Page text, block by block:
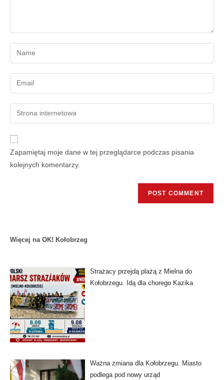
Zapamiętaj moje dane w tej przeglądarce podczas pisania
kolejnych komentarzy.
Więcej na OK! Kołobrzeg
Strażacy przejdą plażą z Mielna do
Kołobrzegu. Idą dla chorego Kazika
Ważna zmiana dla Kołobrzegu. Miasto
podlega pod nowy urząd